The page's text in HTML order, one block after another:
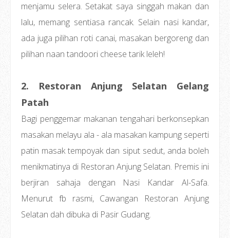
menjamu selera. Setakat saya singgah makan dan
lalu, memang sentiasa rancak. Selain nasi kandar,
ada juga pilihan roti canai, masakan bergoreng dan
pilihan naan tandoori cheese tarik leleh!
2. Restoran Anjung Selatan Gelang
Patah
Bagi penggemar makanan tengahari berkonsepkan
masakan melayu ala - ala masakan kampung seperti
patin masak tempoyak dan siput sedut, anda boleh
menikmatinya di Restoran Anjung Selatan. Premis ini
berjiran sahaja dengan Nasi Kandar Al-Safa.
Menurut fb rasmi, Cawangan Restoran Anjung
Selatan dah dibuka di Pasir Gudang.